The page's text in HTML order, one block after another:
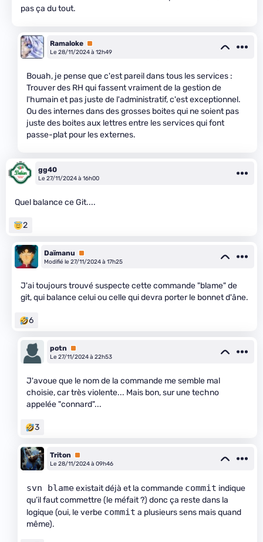
pas ça du tout.
Ramaloke Premium
Le 28/11/2024 à 12h49
Bouah, je pense que c'est pareil dans tous les services :
Trouver des RH qui fassent vraiment de la gestion de
l'humain et pas juste de l'administratif, c'est exceptionnel.
Ou des internes dans des grosses boites qui ne soient pas
juste des boites aux lettres entre les services qui font
passe-plat pour les externes.
gg40
Le 27/11/2024 à 16h00
Quel balance ce Git....
2
Daïmanu
Premium
Modifié le 27/11/2024 à 17h25
J'ai toujours trouvé suspecte cette commande "blame" de
git, qui balance celui ou celle qui devra porter le bonnet d'âne.
6
potn
Premium
Le 27/11/2024 à 22h53
J'avoue que le nom de la commande me semble mal
choisie, car très violente... Mais bon, sur une techno
appelée "connard"...
3
Triton
Premium
Le 28/11/2024 à 09h46
svn blameexistait déjà et la commande commit indique
qu’il faut commettre (le méfait ?) donc ça reste dans la
logique (oui, le verbe commit a plusieurs sens mais quand
même).